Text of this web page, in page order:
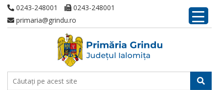
0243-248001
0243-248001
primaria@grindu.ro